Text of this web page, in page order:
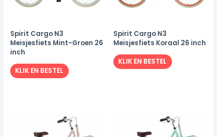
Spirit Cargo N3
Meisjesfiets Mint-Groen 26
inch
KLIK EN BESTEL
Spirit Cargo N3
Meisjesfiets Koraal 26 inch
KLIK EN BESTEL